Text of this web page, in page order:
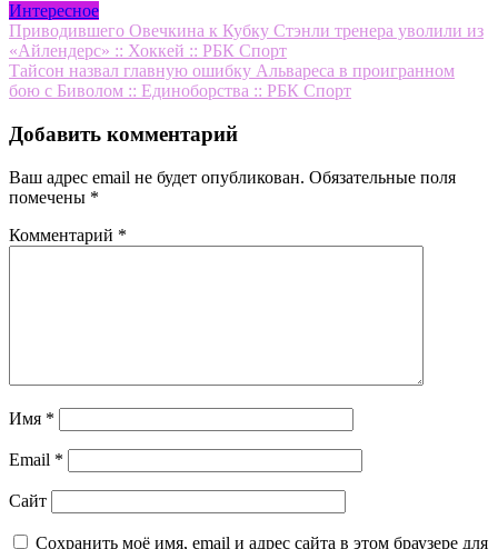
Интересное
Навигация
по
записям
Приводившего Овечкина к Кубку Стэнли тренера уволили из
«Айлендерс» :: Хоккей :: РБК Спорт
Тайсон назвал главную ошибку Альвареса в проигранном
бою с Биволом :: Единоборства :: РБК Спорт
Добавить комментарий
Ваш адрес email не будет опубликован. Обязательные поля
помечены *
Комментарий *
Имя *
Email *
Сайт
Сохранить моё имя, email и адрес сайта в этом браузере для